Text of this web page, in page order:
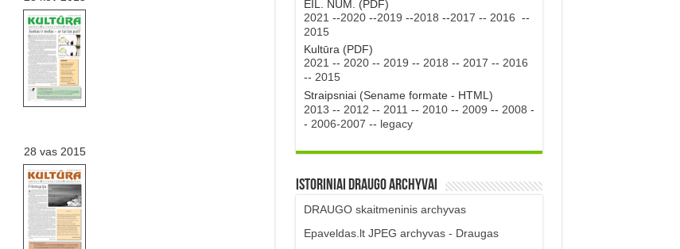
28 vas 2015
EIL. NUM. (PDF)
2021 --2020--2019 --2018 --2017 -- 2016 --
2015
Kultūra (PDF)
2021 -- 2020-- 2019 -- 2018 -- 2017 -- 2016
-- 2015
Straipsniai (Sename formate - HTML)
2013 -- 2012 -- 2011 -- 2010-- 2009 -- 2008 -
- 2006-2007 -- legacy
Istoriniai DRAUGO Archyvai
DRAUGO skaitmeninis archyvas
Epaveldas.lt JPEG archyvas - Draugas